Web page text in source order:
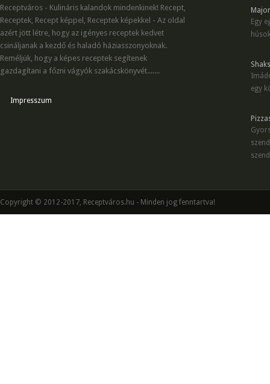
Receptváros - Kulináris kalandok mindenkinek! Recept,
Receptek, Recept képpel, Receptek képekkel - Az oldal
azért jött létre, hogy az igényes receptek kedvet
csináljanak a kezdő és haladó háziasszonyoknak.
Reméljük, hogy a képes receptek segítenek
gazdagítani a főzni vágyók szakácskönyvét.......
Impresszum
Egy
egy
Copyright © 2012-2017, Receptváros.hu - Minden jog fenntartva!